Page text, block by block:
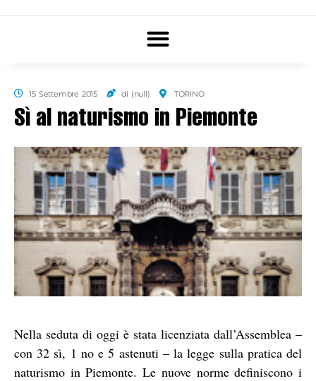
15 Settembre 2015 di (null) TORINO
Sì al naturismo in Piemonte
Nella seduta di oggi è stata licenziata dall’Assemblea –
con 32 sì, 1 no e 5 astenuti – la legge sulla pratica del
naturismo in Piemonte. Le nuove norme definiscono i